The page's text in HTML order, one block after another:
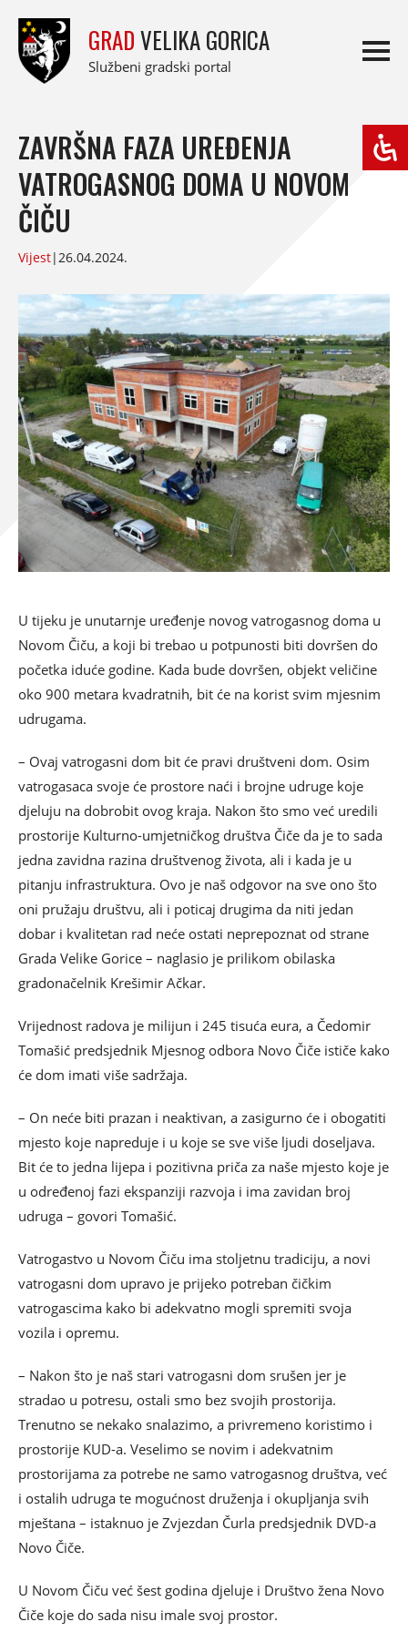
GRADVELIKA GORICA
Službeni gradski portal
ZAVRŠNA FAZA UREĐENJA
VATROGASNOG DOMA U NOVOM
ČIČU
Vijest|26.04.2024.
U tijeku je unutarnje uređenje novog vatrogasnog doma u
Novom Čiču, a koji bi trebao u potpunosti biti dovršen do
početka iduće godine. Kada bude dovršen, objekt veličine
oko 900 metara kvadratnih, bit će na korist svim mjesnim
udrugama.
– Ovaj vatrogasni dom bit će pravi društveni dom. Osim
vatrogasaca svoje će prostore naći i brojne udruge koje
djeluju na dobrobit ovog kraja. Nakon što smo već uredili
prostorije Kulturno-umjetničkog društva Čiče da je to sada
jedna zavidna razina društvenog života, ali i kada je u
pitanju infrastruktura. Ovo je naš odgovor na sve ono što
oni pružaju društvu, ali i poticaj drugima da niti jedan
dobar i kvalitetan rad neće ostati neprepoznat od strane
Grada Velike Gorice – naglasio je prilikom obilaska
gradonačelnik Krešimir Ačkar.
Vrijednost radova je milijun i 245 tisuća eura, a Čedomir
Tomašić predsjednik Mjesnog odbora Novo Čiče ističe kako
će dom imati više sadržaja.
– On neće biti prazan i neaktivan, a zasigurno će i obogatiti
mjesto koje napreduje i u koje se sve više ljudi doseljava.
Bit će to jedna lijepa i pozitivna priča za naše mjesto koje je
u određenoj fazi ekspanziji razvoja i ima zavidan broj
udruga – govori Tomašić.
Vatrogastvo u Novom Čiču ima stoljetnu tradiciju, a novi
vatrogasni dom upravo je prijeko potreban čičkim
vatrogascima kako bi adekvatno mogli spremiti svoja
vozila i opremu.
– Nakon što je naš stari vatrogasni dom srušen jer je
stradao u potresu, ostali smo bez svojih prostorija.
Trenutno se nekako snalazimo, a privremeno koristimo i
prostorije KUD-a. Veselimo se novim i adekvatnim
prostorijama za potrebe ne samo vatrogasnog društva, već
i ostalih udruga te mogućnost druženja i okupljanja svih
mještana – istaknuo je Zvjezdan Čurla predsjednik DVD-a
Novo Čiče.
U Novom Čiču već šest godina djeluje i Društvo žena Novo
Čiče koje do sada nisu imale svoj prostor.